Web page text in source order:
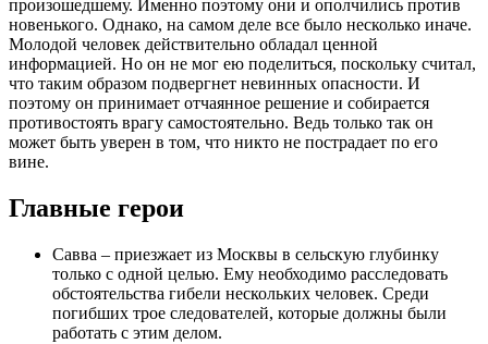
произошедшему. Именно поэтому они и ополчились против
новенького. Однако, на самом деле все было несколько иначе.
Молодой человек действительно обладал ценной
информацией. Но он не мог ею поделиться, поскольку считал,
что таким образом подвергнет невинных опасности. И
поэтому он принимает отчаянное решение и собирается
противостоять врагу самостоятельно. Ведь только так он
может быть уверен в том, что никто не пострадает по его
вине.
Главные герои
Савва – приезжает из Москвы в сельскую глубинку
только с одной целью. Ему необходимо расследовать
обстоятельства гибели нескольких человек. Среди
погибших трое следователей, которые должны были
работать с этим делом.